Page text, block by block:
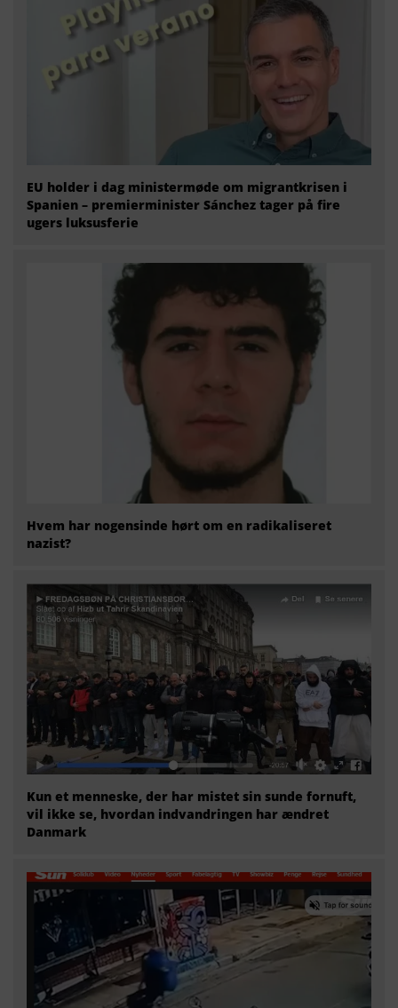
EU holder i dag ministermøde om migrantkrisen i
Spanien – premierminister Sánchez tager på fire
ugers luksusferie
Hvem har nogensinde hørt om en radikaliseret
nazist?
Kun et menneske, der har mistet sin sunde fornuft,
vil ikke se, hvordan indvandringen har ændret
Danmark